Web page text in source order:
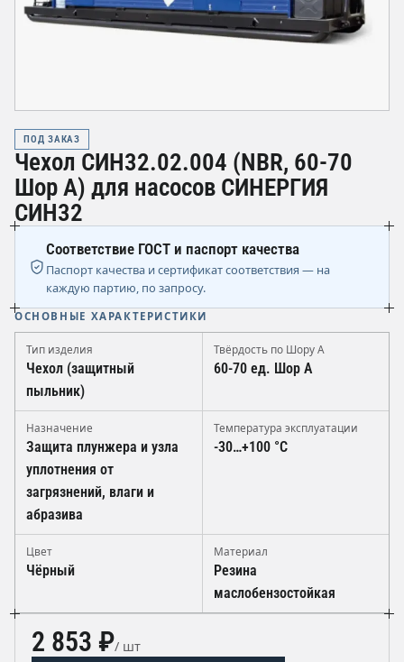
ПОД ЗАКАЗ
Чехол СИН32.02.004 (NBR, 60-70
Шор А) для насосов СИНЕРГИЯ
СИН32
Соответствие ГОСТ и паспорт качества
Паспорт качества и сертификат соответствия — на
каждую партию, по запросу.
ОСНОВНЫЕ ХАРАКТЕРИСТИКИ
Тип изделия
Чехол (защитный
пыльник)
Твёрдость по Шору А
60-70 ед. Шор А
Назначение
Защита плунжера и узла
уплотнения от
загрязнений, влаги и
абразива
Температура эксплуатации
-30…+100 °C
Цвет
Чёрный
Материал
Резина
маслобензостойкая
2 853 ₽/ шт